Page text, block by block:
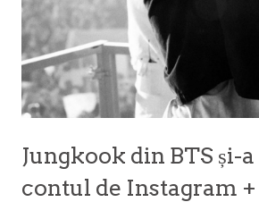
Jungkook din BTS și-a
contul de Instagram